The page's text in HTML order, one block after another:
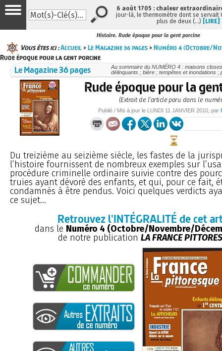
Histoire. Rude époque pour la gent porcine
Vous êtes ici :Accueil >Le Magazine 36 pages >Numéro 4 (Octobre/
Rude époque pour la gent porcine
Le Magazine 36 pages
Au sommaire du NUMÉRO 4 : maisons
délinquants ; bière ; tempêtes et inondations ;
Rude époque pour la
(Extrait de l’article paru dans le
Publié / Mis à jour le LUNDI 11 JANVIER 2010 , par
Du treizième au seizième siècle, les fastes de la
l’histoire fournissent de nombreux exemples sur
procédure criminelle ordinaire suivie contre des
truies ayant dévoré des enfants, et qui, pour ce fait,
condamnés à être pendus. Voici quelques verdicts
ce sujet...
Retrouvez l'INTÉGRALITÉ de cet
dans le Numéro 4 (Octobre/Novembre/
de notre publication LA FRANCE
6 août 1705 : chaleur
jour-là, le thermomètre dont se servait
plus de deux (…) [LIRE]